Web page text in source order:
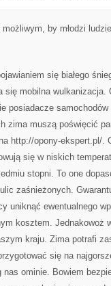
możliwym, by młodzi
się białego
się mobilna wulkanizacja.
posiadacze
zima muszą poświęcić
http://opony-ekspert.pl/.
się w niskich
stopni. To one
zaśnieżonych.
uniknąć ewentualnego
kosztem. Jednakowoż
kraju. Zima potrafi
się na
ominie. Bowiem